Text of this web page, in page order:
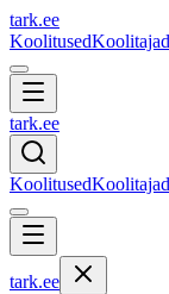
tark.ee
KoolitusedKoolitajad
tark.ee
KoolitusedKoolitajad
tark.ee